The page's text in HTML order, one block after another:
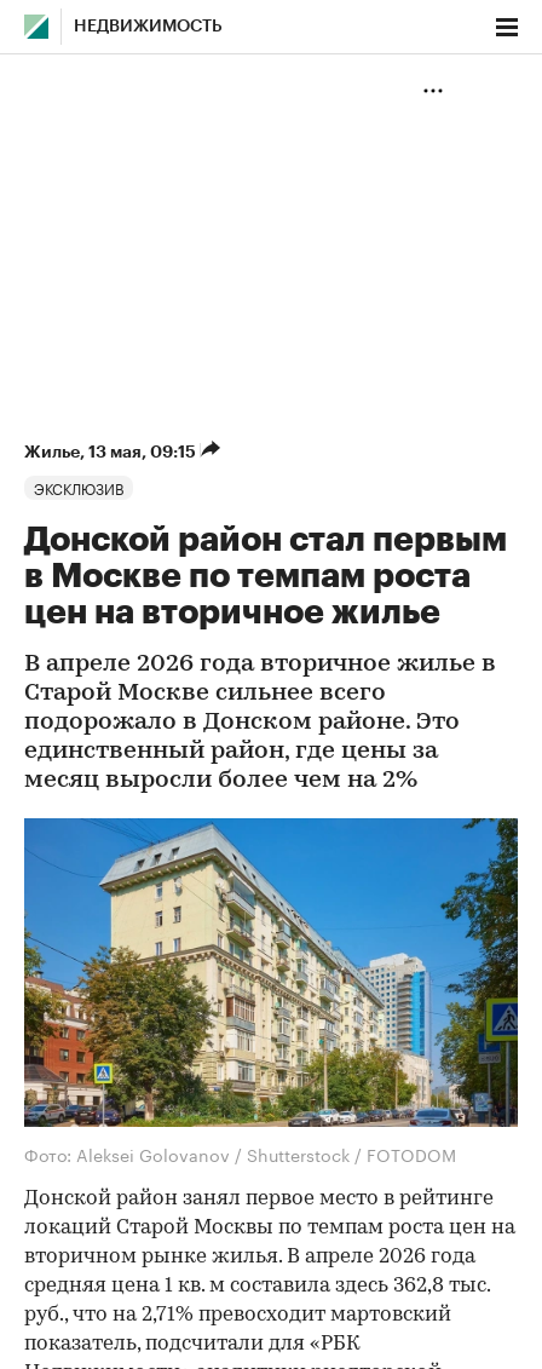
НЕДВИЖИМОСТЬ
Жилье⁠, 13 мая, 09:15
ЭКСКЛЮЗИВ
Донской район стал первым
в Москве по темпам роста
цен на вторичное жилье
В апреле 2026 года вторичное жилье в
Старой Москве сильнее всего
подорожало в Донском районе. Это
единственный район, где цены за
месяц выросли более чем на 2%
Фото: Aleksei Golovanov / Shutterstock / FOTODOM
Донской район занял первое место в рейтинге
локаций Старой Москвы по темпам роста цен на
вторичном рынке жилья. В апреле 2026 года
средняя цена 1 кв. м составила здесь 362,8 тыс.
руб., что на 2,71% превосходит мартовский
показатель, подсчитали для «РБК